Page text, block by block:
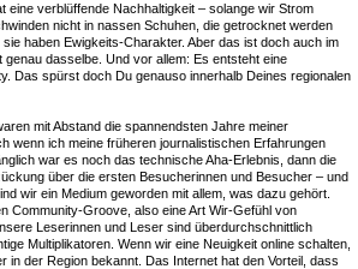
eine verblüffende Nachhaltigkeit – solange wir Strom
nicht in nassen Schuhen, die getrocknet werden
haben Ewigkeits-Charakter. Aber das ist doch auch im
genau dasselbe. Und vor allem: Es entsteht eine
Das spürst doch Du genauso innerhalb Deines regionalen
mit Abstand die spannendsten Jahre meiner
wenn ich meine früheren journalistischen Erfahrungen
war es noch das technische Aha-Erlebnis, dann die
über die ersten Besucherinnen und Besucher – und
wir ein Medium geworden mit allem, was dazu gehört.
Community-Groove, also eine Art Wir-Gefühl von
Leserinnen und Leser sind überdurchschnittlich
Multiplikatoren. Wenn wir eine Neuigkeit online schalten,
in der Region bekannt. Das Internet hat den Vorteil, dass